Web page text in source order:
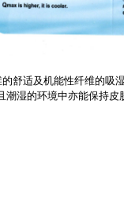
舒适及机能性纤维的吸
湿的环境中亦能保持皮